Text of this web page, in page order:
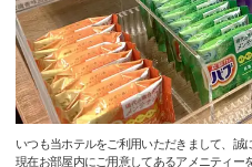
いつも当ホテルをご利用いただきまして、誠
現在お部屋内にご用意してあるアメニティー